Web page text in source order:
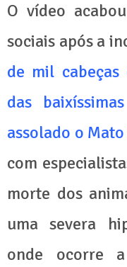
O vídeo
sociais após a
de mil
das
assolado o
com
morte dos
uma severa
onde ocorre